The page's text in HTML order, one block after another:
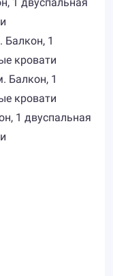
Балкон, 1
кровати
Балкон, 1
кровати
1 двуспальная